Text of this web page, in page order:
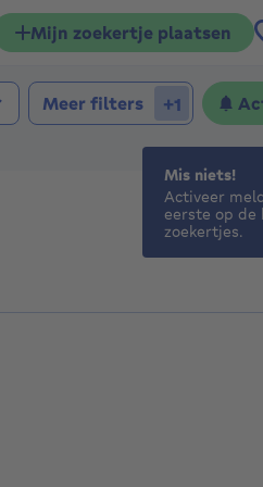
Mijn zoekertje plaatsen
Meer filters +1
Mis niets!
Activeer
eerste op de
zoekertjes.